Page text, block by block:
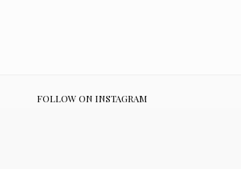
FOLLOW ON INSTAGRAM